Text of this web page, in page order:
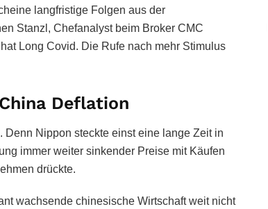
langfristige Folgen aus der
Stanzl, Chefanalyst beim Broker CMC
Long Covid. Die Rufe nach mehr Stimulus
Deflation
Nippon steckte einst eine lange Zeit in
immer weiter sinkender Preise mit Käufen
drückte.
wachsende chinesische Wirtschaft weit nicht